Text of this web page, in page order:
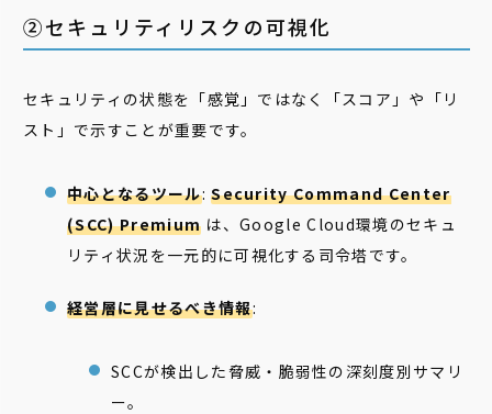
②セキュリティリスクの可視化
セキュリティの状態を「感覚」ではなく「スコア」や「リ
スト」で示すことが重要です。
中心となるツール:Security Command Center
(SCC) Premium は、Google Cloud環境のセキュ
リティ状況を一元的に可視化する司令塔です。
経営層に見せるべき情報:
SCCが検出した脅威・脆弱性の深刻度別サマリ
ー。